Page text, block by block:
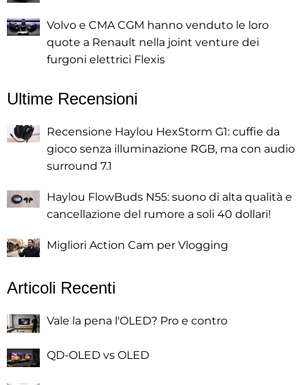
Volvo e CMA CGM hanno venduto le loro
quote a Renault nella joint venture dei
furgoni elettrici Flexis
Ultime Recensioni
Recensione Haylou HexStorm G1: cuffie da
gioco senza illuminazione RGB, ma con audio
surround 7.1
Haylou FlowBuds N55: suono di alta qualità e
cancellazione del rumore a soli 40 dollari!
Migliori Action Cam per Vlogging
Articoli Recenti
Vale la pena l'OLED? Pro e contro
QD-OLED vs OLED